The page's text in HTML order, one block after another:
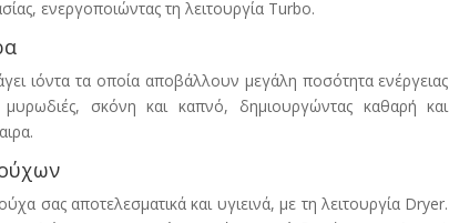
ενεργοποιώντας τη λειτουργία Turbo.
ιόντα τα οποία αποβάλλουν μεγάλη ποσότητα ενέργειας
μυρωδιές, σκόνη και καπνό, δημιουργώντας καθαρή και
σας αποτελεσματικά και υγιεινά, με τη λειτουργία Dryer.